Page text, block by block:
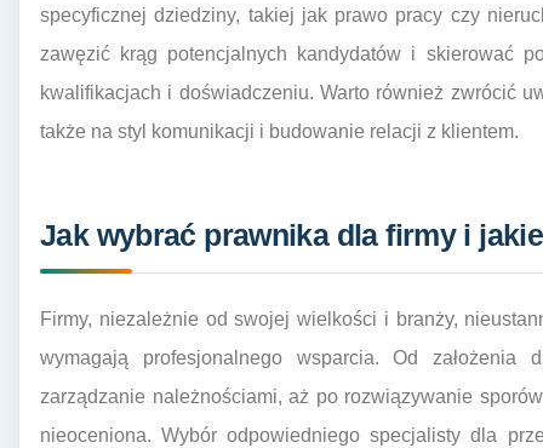
specyficznej dziedziny, takiej jak prawo pracy czy
zawęzić krąg potencjalnych kandydatów i skierować
kwalifikacjach i doświadczeniu. Warto również zwrócić
także na styl komunikacji i budowanie relacji z klientem.
Jak wybrać prawnika dla firmy i
Firmy, niezależnie od swojej wielkości i branży,
wymagają profesjonalnego wsparcia. Od założenia
zarządzanie należnościami, aż po rozwiązywanie
nieoceniona. Wybór odpowiedniego specjalisty dla